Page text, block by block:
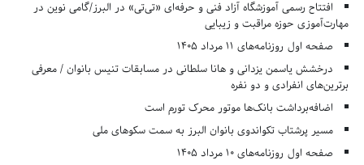
افتتاح رسمی آموزشگاه آزاد فنی و حرفه‌ای «تی‌تی» در البرز/گامی نوین در
مهارت‌آموزی حوزه مراقبت و زیبایی
صفحه اول روزنامه‌های 11 مرداد 1405
درخشش یاسمن یزدانی و هانا سلطانی در مسابقات تنیس بانوان / معرفی
برترین‌های انفرادی و دو نفره
اضافه‌برداشت بانک‌ها موتور محرک تورم است
مسیر پرشتاب تکواندوی بانوان البرز به سمت سکوهای ملی
صفحه اول روزنامه‌های 10 مرداد 1405